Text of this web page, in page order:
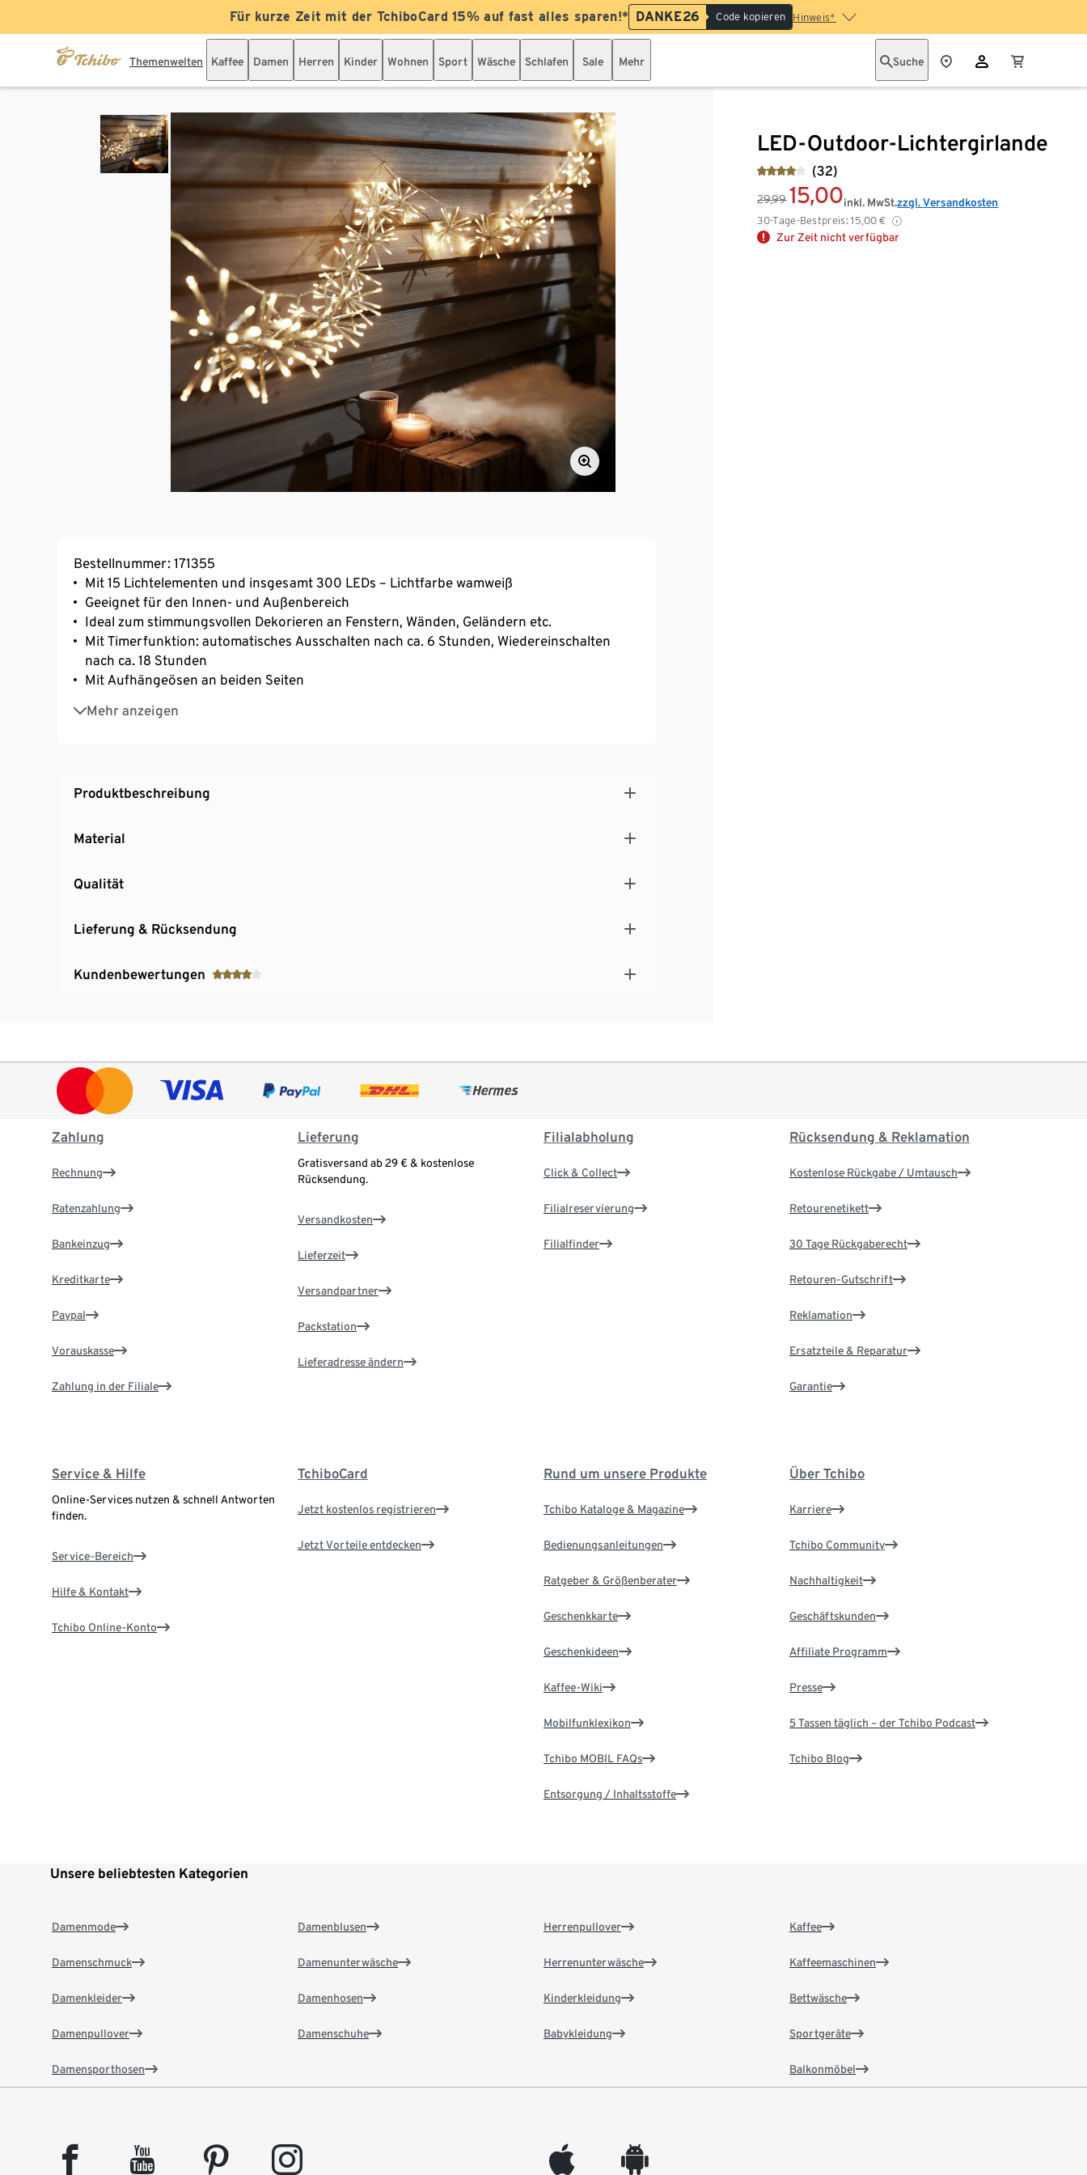
Für kurze Zeit mit der TchiboCard 15% auf fast alles sparen!* DANKE26 Code kopieren Hinweis*
Themenwelten Kaffee Damen Herren Kinder Wohnen Sport Wäsche Schlafen Sale Mehr Suche
LED-Outdoor-Lichtergirlande
(32)
29,99 15,00
30-Tage-Bestpreis: 15,00 €
inkl. MwSt.zzgl. Versandkosten
Zur Zeit nicht verfügbar
Bestellnummer: 171355
Mit 15 Lichtelementen und insgesamt 300 LEDs – Lichtfarbe wamweiß
Geeignet für den Innen- und Außenbereich
Ideal zum stimmungsvollen Dekorieren an Fenstern, Wänden, Geländern etc.
Mit Timerfunktion: automatisches Ausschalten nach ca. 6 Stunden, Wiedereinschalten
nach ca. 18 Stunden
Mit Aufhängeösen an beiden Seiten
Mehr anzeigen
Inkl. Netzadapter und 5-m-Zuleitung
Produktbeschreibung
Material
Qualität
Lieferung & Rücksendung
Kundenbewertungen
Zahlung
Rechnung
Ratenzahlung
Bankeinzug
Kreditkarte
Paypal
Vorauskasse
Zahlung in der Filiale
Lieferung
Gratisversand ab 29 € & kostenlose
Rücksendung.
Versandkosten
Lieferzeit
Versandpartner
Packstation
Lieferadresse ändern
Filialabholung
Click & Collect
Filialreservierung
Filialfinder
Rücksendung & Reklamation
Kostenlose Rückgabe / Umtausch
Retourenetikett
30 Tage Rückgaberecht
Retouren-Gutschrift
Reklamation
Ersatzteile & Reparatur
Garantie
Service & Hilfe
Online-Services nutzen & schnell Antworten
finden.
Service-Bereich
Hilfe & Kontakt
Tchibo Online-Konto
TchiboCard
Jetzt kostenlos registrieren
Jetzt Vorteile entdecken
Rund um unsere Produkte
Tchibo Kataloge & Magazine
Bedienungsanleitungen
Ratgeber & Größenberater
Geschenkkarte
Geschenkideen
Kaffee-Wiki
Mobilfunklexikon
Tchibo MOBIL FAQs
Entsorgung / Inhaltsstoffe
Über Tchibo
Karriere
Tchibo Community
Nachhaltigkeit
Geschäftskunden
Affiliate Programm
Presse
5 Tassen täglich – der Tchibo Podcast
Tchibo Blog
Unsere beliebtesten Kategorien
Damenmode
Damenschmuck
Damenkleider
Damenpullover
Damensporthosen
Damenblusen
Damenunterwäsche
Damenhosen
Damenschuhe
Herrenpullover
Herrenunterwäsche
Kinderkleidung
Babykleidung
Kaffee
Kaffeemaschinen
Bettwäsche
Sportgeräte
Balkonmöbel
facebook youtube pinterest instagram appleinc android